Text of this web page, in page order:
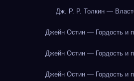
Дж. Р. Р. Толкин —
Джейн Остин — Гордость и
Джейн Остин — Гордость и
Джейн Остин — Гордость и